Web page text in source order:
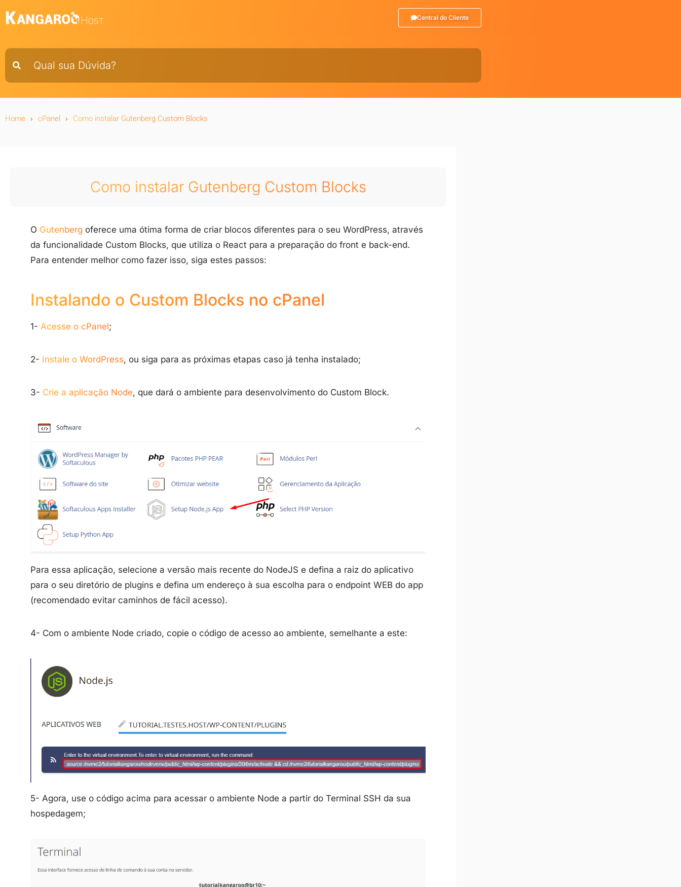
Central do Cliente
Home cPanel Como instalar Gutenberg Custom Blocks
Como instalar Gutenberg Custom Blocks
O Gutenberg oferece uma ótima forma de criar blocos diferentes para o seu WordPress, através
da funcionalidade Custom Blocks, que utiliza o React para a preparação do front e back-end.
Para entender melhor como fazer isso, siga estes passos:
Instalando o Custom Blocks no cPanel
1- Acesse o cPanel;
2- Instale o WordPress, ou siga para as próximas etapas caso já tenha instalado;
3- Crie a aplicação Node, que dará o ambiente para desenvolvimento do Custom Block.
Para essa aplicação, selecione a versão mais recente do NodeJS e defina a raiz do aplicativo
para o seu diretório de plugins e defina um endereço à sua escolha para o endpoint WEB do app
(recomendado evitar caminhos de fácil acesso).
4- Com o ambiente Node criado, copie o código de acesso ao ambiente, semelhante a este:
5- Agora, use o código acima para acessar o ambiente Node a partir do Terminal SSH da sua
hospedagem;